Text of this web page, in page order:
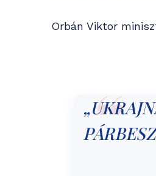
Orbán Viktor